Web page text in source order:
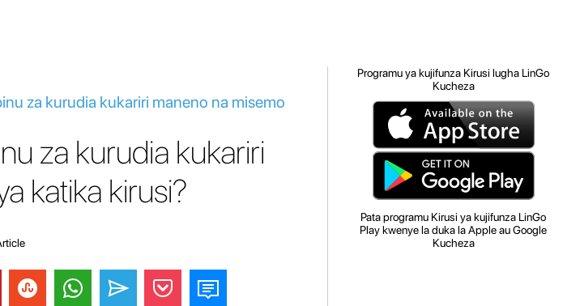
za kurudia kukariri maneno na misemo
za kurudia kukariri
katika kirusi?
Programu ya kujifunza Kirusi lugha LinGo
Kucheza
Pata programu Kirusi ya kujifunza LinGo
Play kwenye la duka la Apple au Google
Kucheza